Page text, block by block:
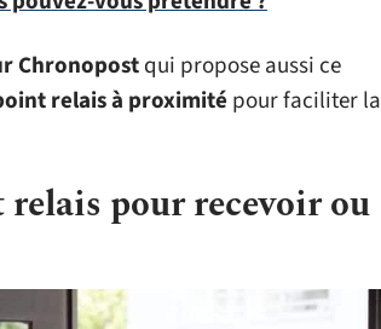
Chronopostqui propose aussi ce
relais à proximité pour faciliter la
pour recevoir ou